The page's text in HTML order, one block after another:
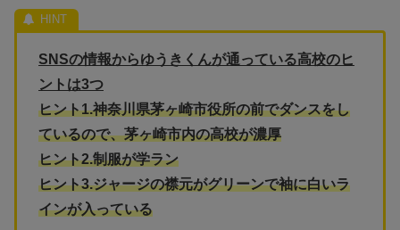
SNSの情報からゆうきくんが通っている高校のヒ
ントは3つ
ヒント1.神奈川県茅ヶ崎市役所の前でダンスをし
ているので、茅ヶ崎市内の高校が濃厚
ヒント2.制服が学ラン
ヒント3.ジャージの襟元がグリーンで袖に白いラ
インが入っている